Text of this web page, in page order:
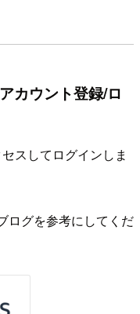
カウント登録/ロ
スしてログインしま
ログを参考にしてくだ